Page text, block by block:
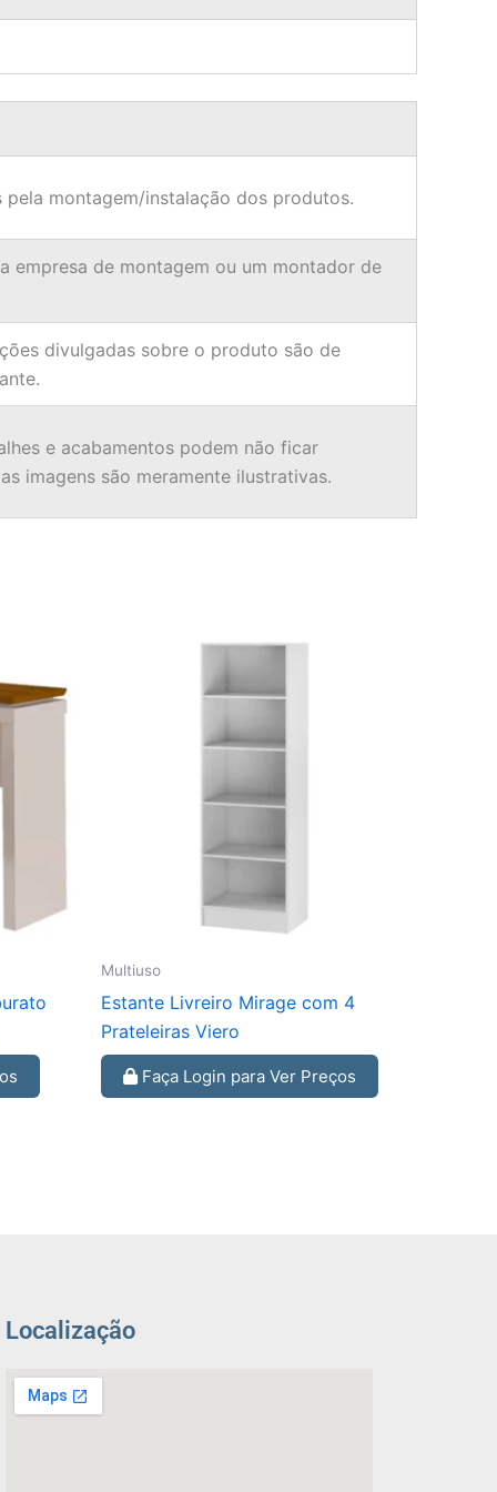
pela montagem/instalação dos produtos.
empresa de montagem ou um montador de
divulgadas sobre o produto são de
e acabamentos podem não ficar
imagens são meramente ilustrativas.
Multiuso
Estante Livreiro Mirage com 4
Prateleiras Viero
Faça Login para Ver Preços
Localização